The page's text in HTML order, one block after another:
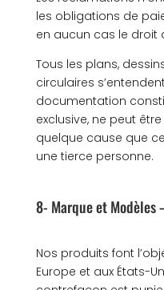
les obligations de
en aucun cas le droit
Tous les plans,
circulaires
documentation
exclusive, ne peut
quelque cause que
une tierce personne.
8- Marque et Modèles
Nos produits font
Europe et aux États-